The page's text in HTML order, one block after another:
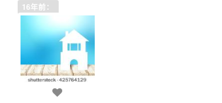
16年前：